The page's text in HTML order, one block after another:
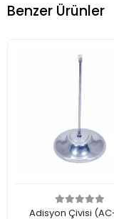
Benzer Ürünler
Adisyon Çivisi